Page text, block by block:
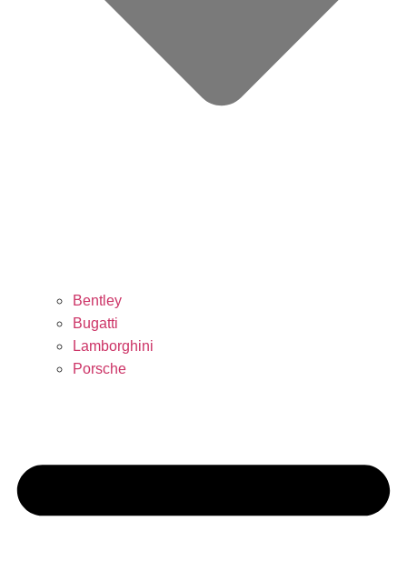
Bentley
Bugatti
Lamborghini
Porsche